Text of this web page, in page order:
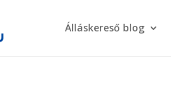
Álláskereső blog